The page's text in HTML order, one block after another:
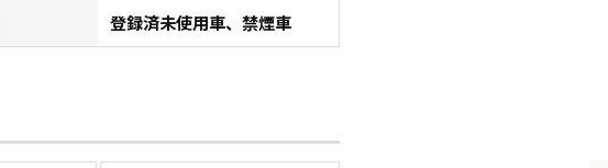
登録済未使用車、禁煙車